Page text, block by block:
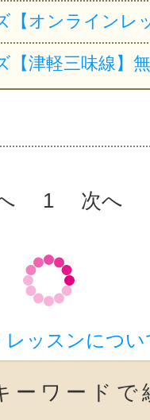
1 次へ
レッスンにつ
ーワードで